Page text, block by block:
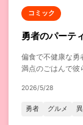
コミック
勇者のパーテ
偏食で不健康な勇
満点のごはんで彼
2026/5/28
勇者 グルメ